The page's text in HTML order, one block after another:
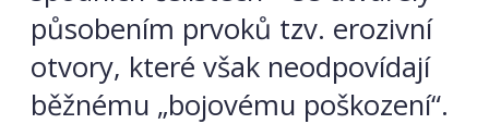
působením prvoků tzv. erozivní
otvory, které však neodpovídají
běžnému „bojovému poškození“.